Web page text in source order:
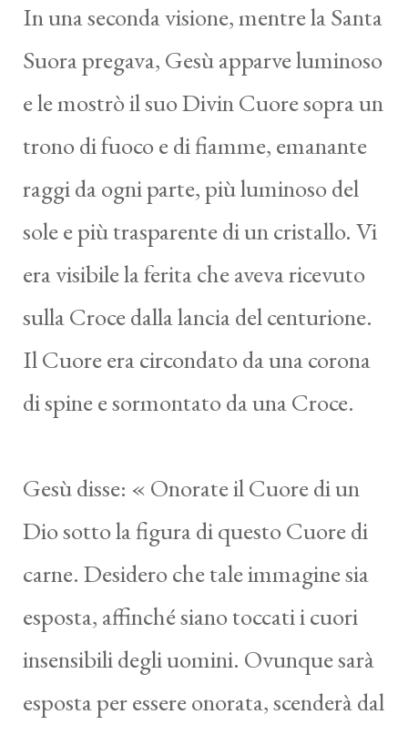
In una seconda visione, mentre la Santa
Suora pregava, Gesù apparve luminoso
e le mostrò il suo Divin Cuore sopra un
trono di fuoco e di fiamme, emanante
raggi da ogni parte, più luminoso del
sole e più trasparente di un cristallo. Vi
era visibile la ferita che aveva ricevuto
sulla Croce dalla lancia del centurione.
Il Cuore era circondato da una corona
di spine e sormontato da una Croce.
Gesù disse: « Onorate il Cuore di un
Dio sotto la figura di questo Cuore di
carne. Desidero che tale immagine sia
esposta, affinché siano toccati i cuori
insensibili degli uomini. Ovunque sarà
esposta per essere onorata, scenderà dal